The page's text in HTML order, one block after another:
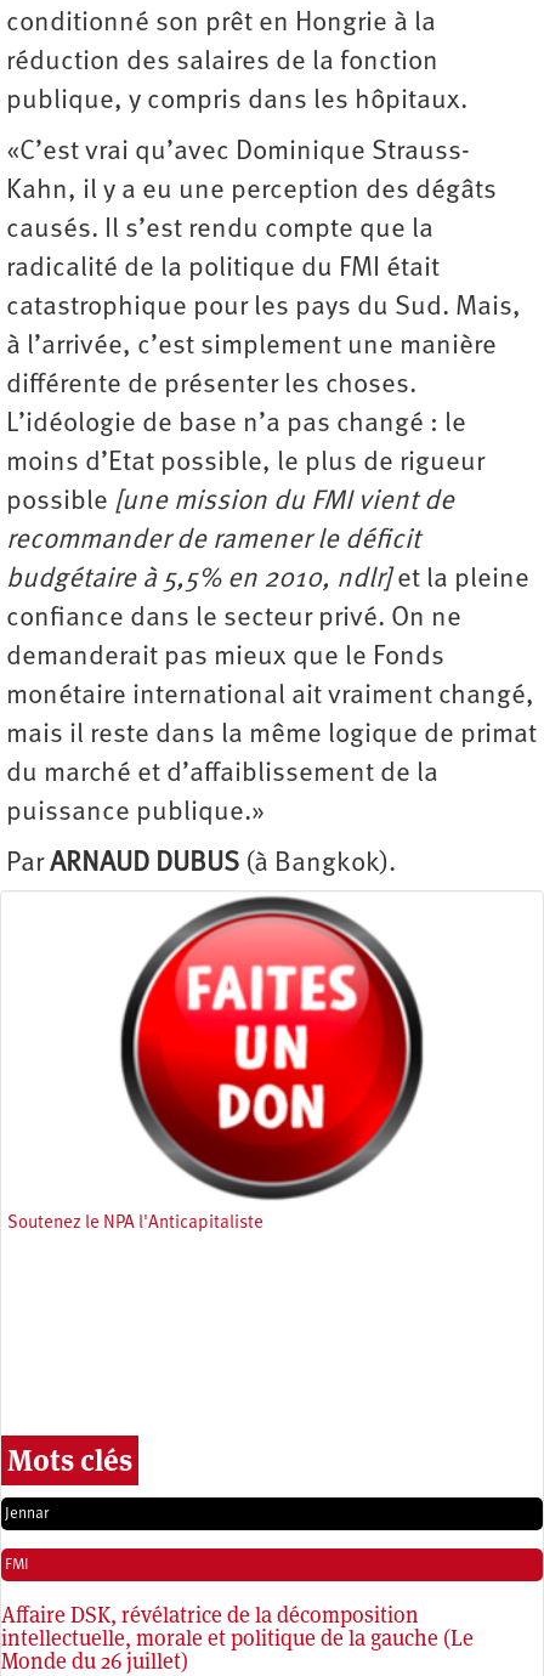
conditionné son prêt en Hongrie à la
réduction des salaires de la fonction
publique, y compris dans les hôpitaux.
«C’est vrai qu’avec Dominique Strauss-
Kahn, il y a eu une perception des dégâts
causés. Il s’est rendu compte que la
radicalité de la politique du FMI était
catastrophique pour les pays du Sud. Mais,
à l’arrivée, c’est simplement une manière
différente de présenter les choses.
L’idéologie de base n’a pas changé : le
moins d’Etat possible, le plus de rigueur
possible [une mission du FMI vient de
recommander de ramener le déficit
budgétaire à 5,5% en 2010, ndlr]et la pleine
confiance dans le secteur privé. On ne
demanderait pas mieux que le Fonds
monétaire international ait vraiment changé,
mais il reste dans la même logique de primat
du marché et d’affaiblissement de la
puissance publique.»
ParARNAUD DUBUS (à Bangkok).
Soutenez le NPA l'Anticapitaliste
Mots clés
Jennar
FMI
Affaire DSK, révélatrice de la décomposition
intellectuelle, morale et politique de la gauche (Le
Monde du 26 juillet)